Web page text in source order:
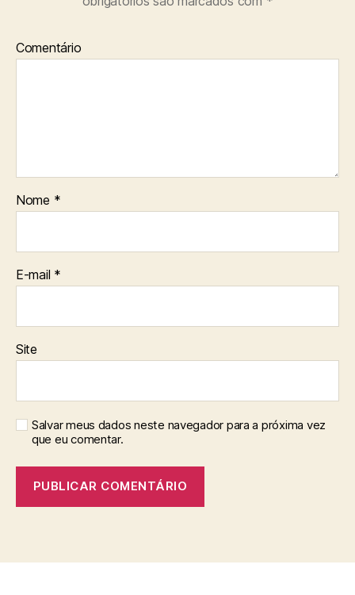
Comentário
Nome *
E-mail *
Site
Salvar meus dados neste navegador para a próxima vez
que eu comentar.